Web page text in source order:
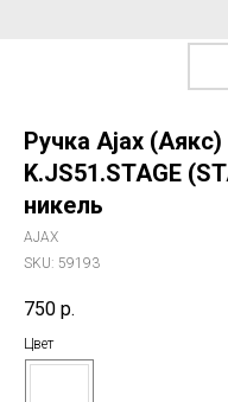
Ручка Ajax
K.JS51.STAGE
никель
AJAX
SKU: 59193
750 р.
Цвет